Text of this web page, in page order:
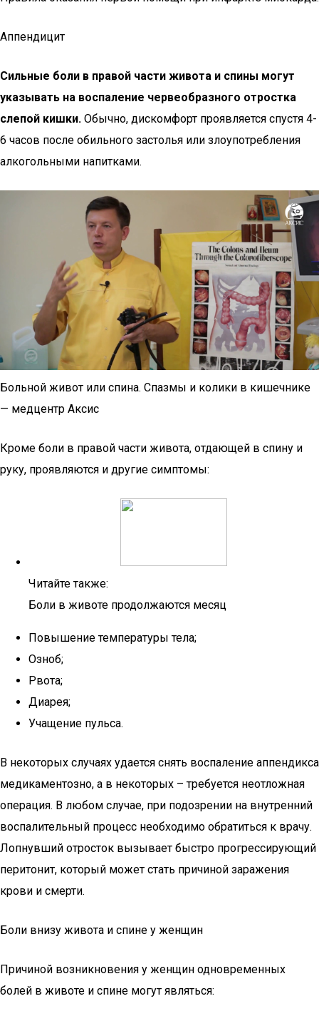
Аппендицит
Сильные боли в правой части живота и спины могут
указывать на воспаление червеобразного отростка
слепой кишки. Обычно, дискомфорт проявляется спустя 4-
6 часов после обильного застолья или злоупотребления
алкогольными напитками.
Больной живот или спина. Спазмы и колики в кишечнике
— медцентр Аксис
Кроме боли в правой части живота, отдающей в спину и
руку, проявляются и другие симптомы:
Читайте также:
Боли в животе продолжаются месяц
Повышение температуры тела;
Озноб;
Рвота;
Диарея;
Учащение пульса.
В некоторых случаях удается снять воспаление аппендикса
медикаментозно, а в некоторых – требуется неотложная
операция. В любом случае, при подозрении на внутренний
воспалительный процесс необходимо обратиться к врачу.
Лопнувший отросток вызывает быстро прогрессирующий
перитонит, который может стать причиной заражения
крови и смерти.
Боли внизу живота и спине у женщин
Причиной возникновения у женщин одновременных
болей в животе и спине могут являться: